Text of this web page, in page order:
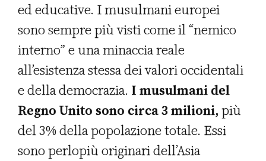
ed educative. I musulmani europei
sono sempre più visti come il “nemico
interno” e una minaccia reale
all’esistenza stessa dei valori occidentali
e della democrazia. I musulmani del
Regno Unito sono circa 3 milioni, più
del 3% della popolazione totale. Essi
sono perlopiù originari dell’Asia